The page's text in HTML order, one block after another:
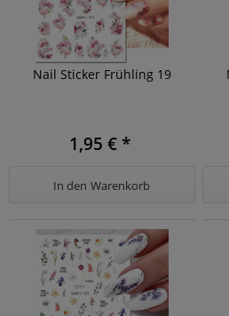
Nail Sticker Frühling 19
1,95 € *
In den Warenkorb